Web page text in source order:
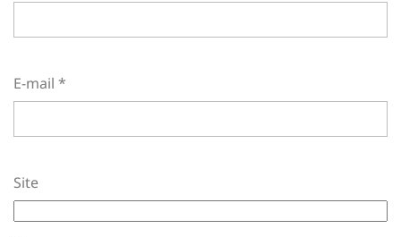
E-mail *
Site